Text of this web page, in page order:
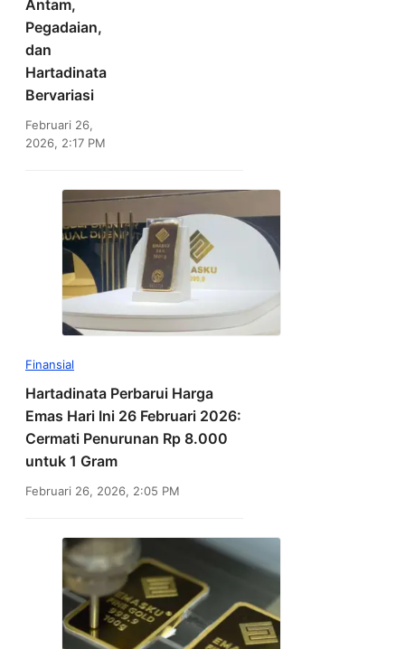
Antam,
Pegadaian,
dan
Hartadinata
Bervariasi
Februari 26,
2026, 2:17 PM
Finansial
Hartadinata Perbarui Harga
Emas Hari Ini 26 Februari 2026:
Cermati Penurunan Rp 8.000
untuk 1 Gram
Februari 26, 2026, 2:05 PM